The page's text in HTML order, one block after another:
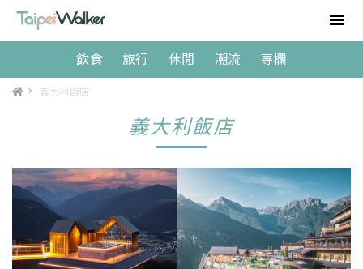
飲食 旅行 休閒 潮流 專欄
> 義大利飯店
義大利飯店